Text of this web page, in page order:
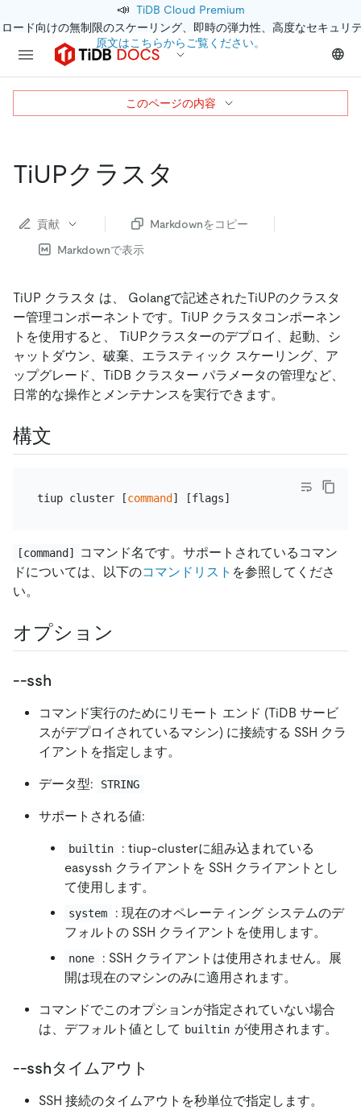
📣 TiDB Cloud Premium
ード向けの無制限のスケーリング、即時の弾力性、高度なセキュリ
原文はこちらからご覧ください。
TiUPクラスタ
貢献
Markdownをコピー
Markdownで表示
TiUP クラスタ は、 Golangで記述されたTiUPのクラスタ
ー管理コンポーネントです。TiUP クラスタコンポーネン
トを使用すると、 TiUPクラスターのデプロイ、起動、シ
ャットダウン、破棄、エラスティック スケーリング、ア
ップグレード、TiDB クラスター パラメータの管理など、
日常的な操作とメンテナンスを実行できます。
構文
tiup cluster [command
[command]
コマンド名です。サポートされているコマン
ドについては、以下のコマンドリスト を参照してくださ
い。
オプション
--ssh
コマンド実行のためにリモート エンド (TiDB サービ
スがデプロイされているマシン) に接続する SSH クラ
イアントを指定します。
データ型: STRING
サポートされる値:
builtin
: tiup-clusterに組み込まれている
easyssh クライアントを SSH クライアントとし
て使用します。
system
: 現在のオペレーティング システムのデ
フォルトの SSH クライアントを使用します。
none
: SSH クライアントは使用されません。展
開は現在のマシンのみに適用されます。
コマンドでこのオプションが指定されていない場合
は、デフォルト値として builtin が使用されます。
--sshタイムアウト
SSH 接続のタイムアウトを秒単位で指定します。
このページの内容